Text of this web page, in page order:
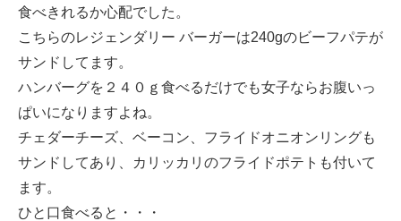
食べきれるか心配でした。
こちらのレジェンダリー バーガーは240gのビーフパテが
サンドしてます。
ハンバーグを２４０ｇ食べるだけでも女子ならお腹いっ
ぱいになりますよね。
チェダーチーズ、ベーコン、フライドオニオンリングも
サンドしてあり、カリッカリのフライドポテトも付いて
ます。
ひと口食べると・・・